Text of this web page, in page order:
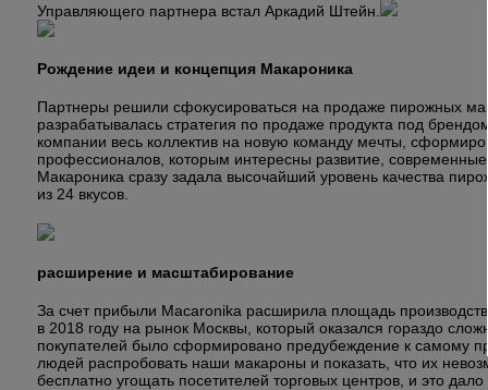
Управляющего партнера встал Аркадий Штейн.
Рождение идеи и концепция Макароника
Партнеры решили сфокусироваться на продаже пирожных
разрабатывалась стратегия по продаже продукта под
компании весь коллектив на новую команду мечты,
профессионалов, которым интересны развитие, современные
Макароника сразу задала высочайший уровень качества
из 24 вкусов.
расширение и масштабирование
За счет прибыли Macaronika расширила площадь
в 2018 году на рынок Москвы, который оказался гораздо
покупателей было сформировано предубеждение к самому
людей распробовать наши макароны и показать, что их
бесплатно угощать посетителей торговых центров, и это